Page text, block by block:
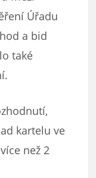
Úřadu
a bid
také
kartelu ve
než 2